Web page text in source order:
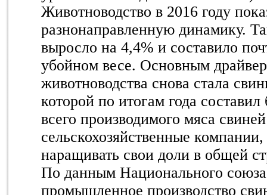
Животноводство в 2016 году
разнонаправленную динамику.
выросло на 4,4% и составило
убойном весе. Основным
животноводства снова стала
которой по итогам года
всего производимого мяса
сельскохозяйственные
наращивать свои доли в общей
По данным Национального союза
промышленное производство